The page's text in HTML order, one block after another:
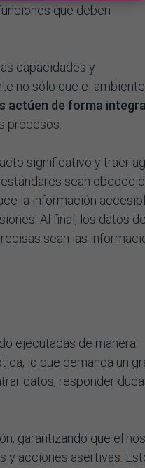
que deben
capacidades y
no sólo que el
actúen de forma
procesos.
significativo y traer
sean
la información
Al final, los datos
sean las
ejecutadas de manera
lo que demanda un
datos, responder
garantizando que el
y acciones asertivas.